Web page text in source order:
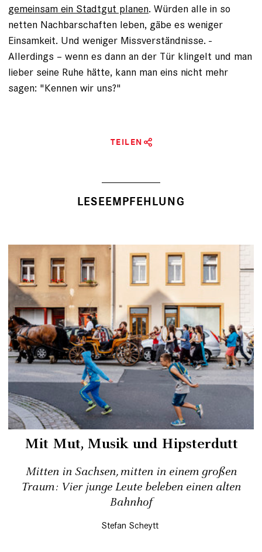
gemeinsam ein Stadtgut planen. Würden alle in so
netten Nachbarschaften leben, gäbe es weniger
Einsamkeit. Und weniger Missverständnisse. ­
Allerdings – wenn es dann an der Tür klingelt und man
lieber seine Ruhe hätte, kann man eins nicht mehr
sagen: "Kennen wir uns?"
TEILEN
LESEEMPFEHLUNG
Mit Mut, Musik und Hipsterdutt
Mitten in Sachsen, mitten in einem großen
Traum: Vier junge Leute beleben einen alten
Bahnhof
Stefan Scheytt